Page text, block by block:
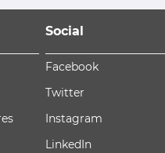
Social
Facebook
Twitter
Instagram
LinkedIn